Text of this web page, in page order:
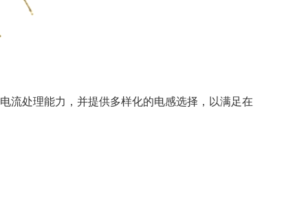
流处理能力，并提供多样化的电感选择，以满足在